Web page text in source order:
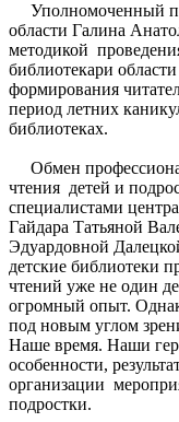
Уполномоченный по
области Галина
методикой
библиотекари
формирования
период летних
библиотеках.
Обмен
чтения детей и
специалистами
Гайдара Татьяной
Эдуардовной
детские библиотеки
чтений уже не один
огромный опыт.
под новым углом
Наше время. Наши
особенности,
организации
подростки.